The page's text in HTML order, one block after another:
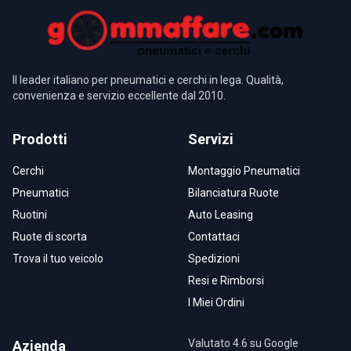
Il leader italiano per pneumatici e cerchi in lega. Qualità,
convenienza e servizio eccellente dal 2010.
Prodotti
Cerchi
Pneumatici
Ruotini
Ruote di scorta
Trova il tuo veicolo
Servizi
Montaggio Pneumatici
Bilanciatura Ruote
Auto Leasing
Contattaci
Spedizioni
Resi e Rimborsi
I Miei Ordini
Azienda Valutato 4.6 su Google